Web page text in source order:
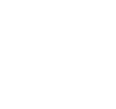
Una empresa
da un nuevo
consolidar la
tecnológica de